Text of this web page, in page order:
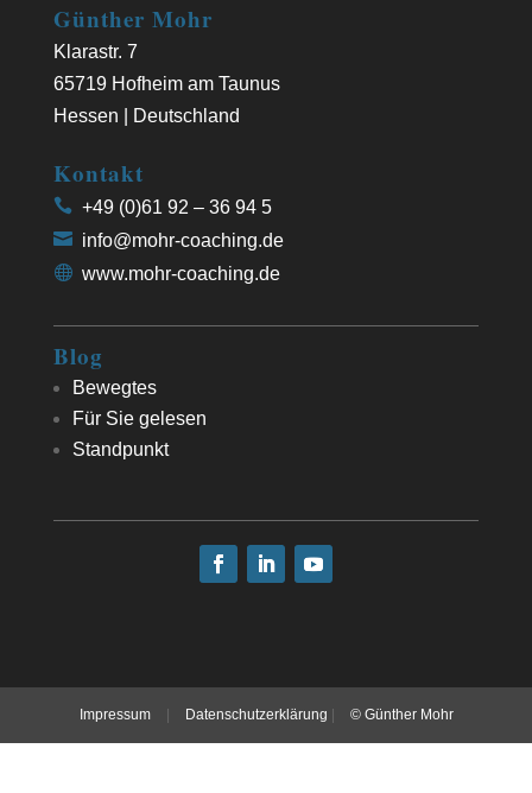
Günther Mohr
Klarastr. 7
65719 Hofheim am Taunus
Hessen | Deutschland
Kontakt
+49 (0)61 92 – 36 94 5
info@mohr-coaching.de
www.mohr-coaching.de
Blog
Bewegtes
Für Sie gelesen
Standpunkt
Impressum | Datenschutzerklärung | © Günther Mohr